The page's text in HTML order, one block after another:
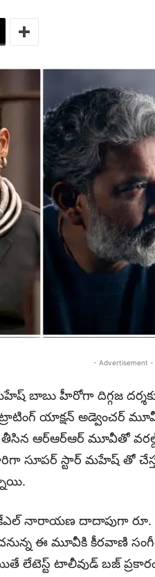
- Advertisement -
బాబు హీరోగా దిగ్గజ
యాక్షన్ అడ్వెంచర్
ఆర్ఆర్ఆర్ మూవీతో
సూపర్ స్టార్ మహేష్ తో
పై కేఎల్ నారాయణ దాదాపుగా
ఈ మూవీకి కీరవాణి
లేటెస్ట్ టాలీవుడ్ బజ్